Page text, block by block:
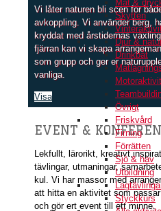
Mat &
Skytten
Djur &
Drinkbåt
Övrigt
Friskvård
Firning
Förrätten
Sjö & hav
Utbildning
Styckkurs
Vi låter naturen bli scen för
avkoppling. Vi använder berg,
kryddat med årstidernas
fjärran kan vi skapa
som grupp och ger er
vanliga.
Visa
EVENT &
Lekfullt, lärorikt,
tävlingar, utmaningar,
kul. Vi har massor med
att hitta en aktivitet som
och gör ert event till ett minne.